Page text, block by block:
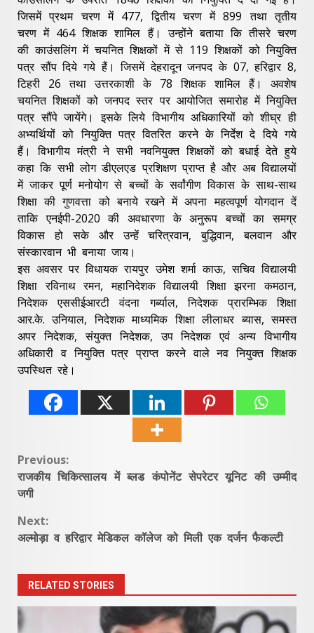
जिसमें प्रथम चरण में 477, द्वितीय चरण में 899 तथा तृतीय
चरण में 464 शिक्षक शामिल हैं। उन्होंने बताया कि तीसरे चरण
की काउंसलिंग में चयनित शिक्षकों में से 119 शिक्षकों को नियुक्ति
पत्र सौंप दिये गये हैं। जिसमें देहरादून जनपद के 07, हरिद्वार 8,
टिहरी 26 तथा उत्तरकाशी के 78 शिक्षक शामिल हैं। अवशेष
चयनित शिक्षकों को जनपद स्तर पर आयोजित समारोह में नियुक्ति
पत्र सौंपे जायेंगे। इसके लिये विभागीय अधिकारियों को शीघ्र ही
अभ्यर्थियों को नियुक्ति पत्र वितरित करने के निर्देश दे दिये गये
हैं। विभागीय मंत्री ने सभी नवनियुक्त शिक्षकों को बधाई देते हुये
कहा कि सभी लोग डीएलएड प्रशिक्षण प्राप्त है और अब विद्यालयों
में जाकर पूर्ण मनोयोग से बच्चों के सर्वांगीण विकास के साथ-साथ
शिक्षा की गुणवत्ता को बनाये रखने में अपना महत्वपूर्ण योगदान दें
ताकि एनईपी-2020 की अवधारणा के अनुरूप बच्चों का समग्र
विकास हो सके और उन्हें चरित्रवान, बुद्धिवान, बलवान और
संस्कारवान भी बनाया जाय।
इस अवसर पर विधायक रायपुर उमेश शर्मा काऊ, सचिव विद्यालयी
शिक्षा रविनाथ रमन, महानिदेशक विद्यालयी शिक्षा झरना कमठान,
निदेशक एससीईआरटी वंदना गर्ब्याल, निदेशक प्रारम्भिक शिक्षा
आर.के. उनियाल, निदेशक माध्यमिक शिक्षा लीलाधर ब्यास, समस्त
अपर निदेशक, संयुक्त निदेशक, उप निदेशक एवं अन्य विभागीय
अधिकारी व नियुक्ति पत्र प्राप्त करने वाले नव नियुक्त शिक्षक
उपस्थित रहे।
Continue
Reading
Previous:
राजकीय चिकित्सालय में ब्लड कंपोनेंट सेपरेटर यूनिट की उम्मीद
जगी
Next:
अल्मोड़ा व हरिद्वार मेडिकल कॉलेज को मिली एक दर्जन फैकल्टी
RELATED STORIES